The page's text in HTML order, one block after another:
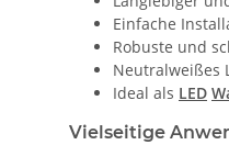
Einfache
Robuste und
Neutralweißes
Ideal als LED
Vielseitige